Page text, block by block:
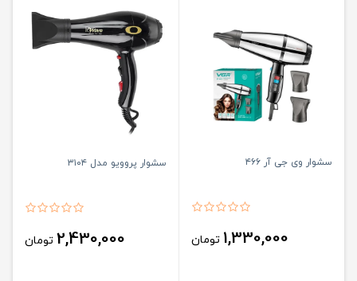
سشوار وی جی آر ۴۶۶
1,330,000 تومان
سشوار پروویو مدل ۳۱۰۴
2,430,000 تومان